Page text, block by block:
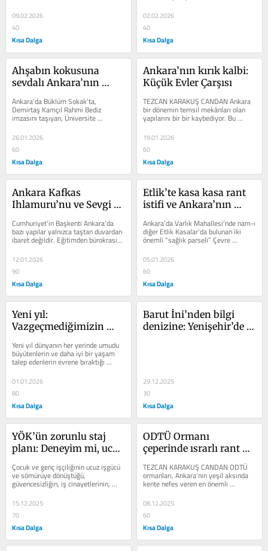
09.02.2026
40
Kısa Dalga
tarihsel eşik gibi kalenin de...
02.02.2026
40
Kısa Dalga
Ahşabın kokusuna
sevdalı Ankara’nın
Ankara’da Büklüm Sokak’ta,
Demirtaş Kamçıl Rahmi Bediz
imzasını taşıyan, Üniversite
Apartmanı’nın alt katında bir atölye,
zamana...
26.01.2026
60
Kısa Dalga
Ankara’nın kırık kalbi:
Küçük Evler Çarşısı
TEZCAN KARAKUŞ CANDAN Ankara
bir dönemin temsil mekânları olan
yapılarını bir bir kaybediyor. Bu
durmak bilmez yıkım her dönemde
devam...
19.01.2026
60
Kısa Dalga
Ankara Kafkas
Ihlamuru’nu ve Sevgi
mı?
Cumhuriyet’in Başkenti Ankara’da
bazı yapılar yalnızca taştan duvardan
ibaret değildir. Eğitimden bürokrasiye
kültürden sanata kadar...
12.01.2026
90
Kısa Dalga
Etlik’te kasa kasa rant
istifi ve Ankara’nın
Ankara’da Varlık Mahallesi’nde nam-ı
diğer Etlik Kasalar’da bulunan iki
önemli “sağlık parseli” Çevre
Şehircilik ve İklim...
05.01.2026
60
Kısa Dalga
Yeni yıl:
Vazgeçmediğimizin
Yeni yıl dünyanın her yerinde umudu
büyütenlerin ve daha iyi bir yaşam
talep edenlerin evrene bıraktığı
dilekler, yüreğinde beslediği...
01.01.2026
80
Kısa Dalga
Barut İni’nden bilgi
denizine: Yenişehir’de
29.12.2025
30
Kısa Dalga
YÖK’ün zorunlu staj
planı: Deneyim mi, ucuz
Çocuk ve genç işçiliğinin ucuz işgücü
ve sömürüye dönüştüğü,
güvencesizliğin, iş cinayetlerinin,
şiddet ve taciz haberlerinin...
15.12.2025
70
Kısa Dalga
ODTÜ Ormanı
çeperinde ısrarlı rant
TEZCAN KARAKUŞ CANDAN ODTÜ
ormanları, Ankara’nın yeşil aksında
kente nefes veren en önemli
geleneği,...
08.12.2025
60
Kısa Dalga